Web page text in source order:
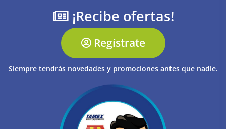
¡Recibe ofertas!
Regístrate
Siempre tendrás novedades y promociones antes que nadie.